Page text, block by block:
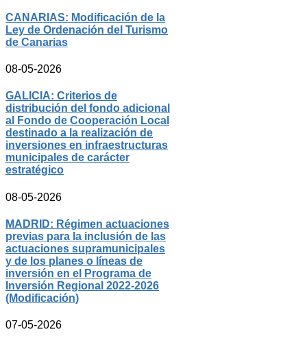
CANARIAS: Modificación de la
Ley de Ordenación del Turismo
de Canarias
08-05-2026
GALICIA: Criterios de
distribución del fondo adicional
al Fondo de Cooperación Local
destinado a la realización de
inversiones en infraestructuras
municipales de carácter
estratégico
08-05-2026
MADRID: Régimen actuaciones
previas para la inclusión de las
actuaciones supramunicipales
y de los planes o líneas de
inversión en el Programa de
Inversión Regional 2022-2026
(Modificación)
07-05-2026